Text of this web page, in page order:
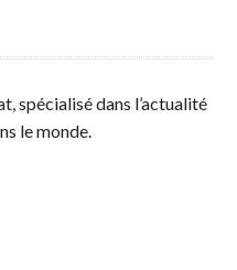
spécialisé dans l’actualité
le monde.